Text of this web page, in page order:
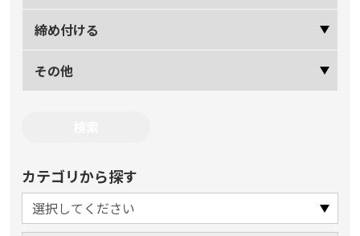
締め付ける
その他
カテゴリから探す